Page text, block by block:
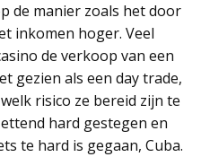
de manier zoals het door
inkomen hoger. Veel
de verkoop van een
gezien als een day trade,
risico ze bereid zijn te
hard gestegen en
te hard is gegaan, Cuba.